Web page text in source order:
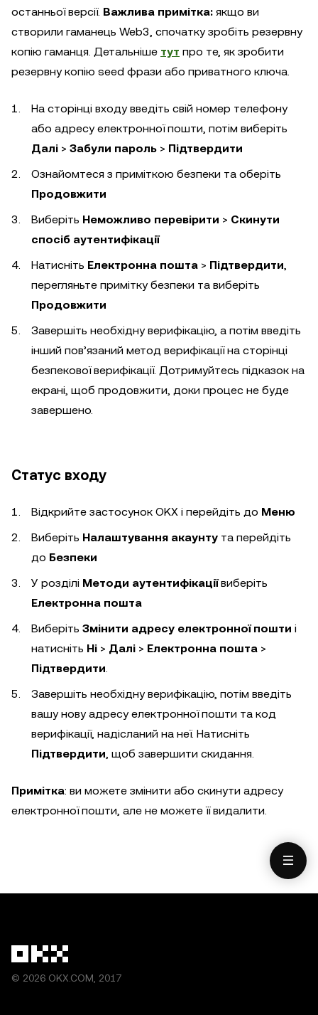
останньої версії. Важлива примітка: якщо ви
створили гаманець Web3, спочатку зробіть резервну
копію гаманця. Детальніше тут про те, як зробити
резервну копію seed фрази або приватного ключа.
На сторінці входу введіть свій номер телефону
або адресу електронної пошти, потім виберіть
Далі > Забули пароль > Підтвердити
Ознайомтеся з приміткою безпеки та оберіть
Продовжити
Виберіть Неможливо перевірити > Скинути
спосіб аутентифікації
Натисніть Електронна пошта > Підтвердити,
перегляньте примітку безпеки та виберіть
Продовжити
Завершіть необхідну верифікацію, а потім введіть
інший пов’язаний метод верифікації на сторінці
безпекової верифікації. Дотримуйтесь підказок на
екрані, щоб продовжити, доки процес не буде
завершено.
Статус входу
Відкрийте застосунок OKX і перейдіть до Меню
Виберіть Налаштування акаунту та перейдіть
до Безпеки
У розділі Методи аутентифікаціївиберіть
Електронна пошта
Виберіть Змінити адресу електронної пошти і
натисніть Ні > Далі > Електронна пошта >
Підтвердити.
Завершіть необхідну верифікацію, потім введіть
вашу нову адресу електронної пошти та код
верифікації, надісланий на неї. Натисніть
Підтвердити, щоб завершити скидання.
Примітка: ви можете змінити або скинути адресу
електронної пошти, але не можете її видалити.
© 2026 OKX.COM, 2017